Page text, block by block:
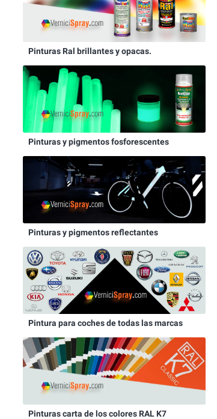
Pinturas Ral brillantes y opacas.
Pinturas y pigmentos fosforescentes
Pinturas y pigmentos reflectantes
Pintura para coches de todas las marcas
Pinturas carta de los colores RAL K7